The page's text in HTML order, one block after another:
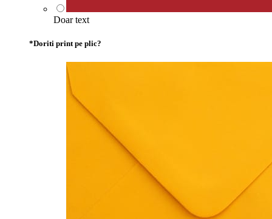
Doar text
*Doriti print pe plic?